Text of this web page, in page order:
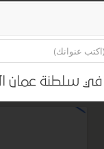
في سلطنة عمان